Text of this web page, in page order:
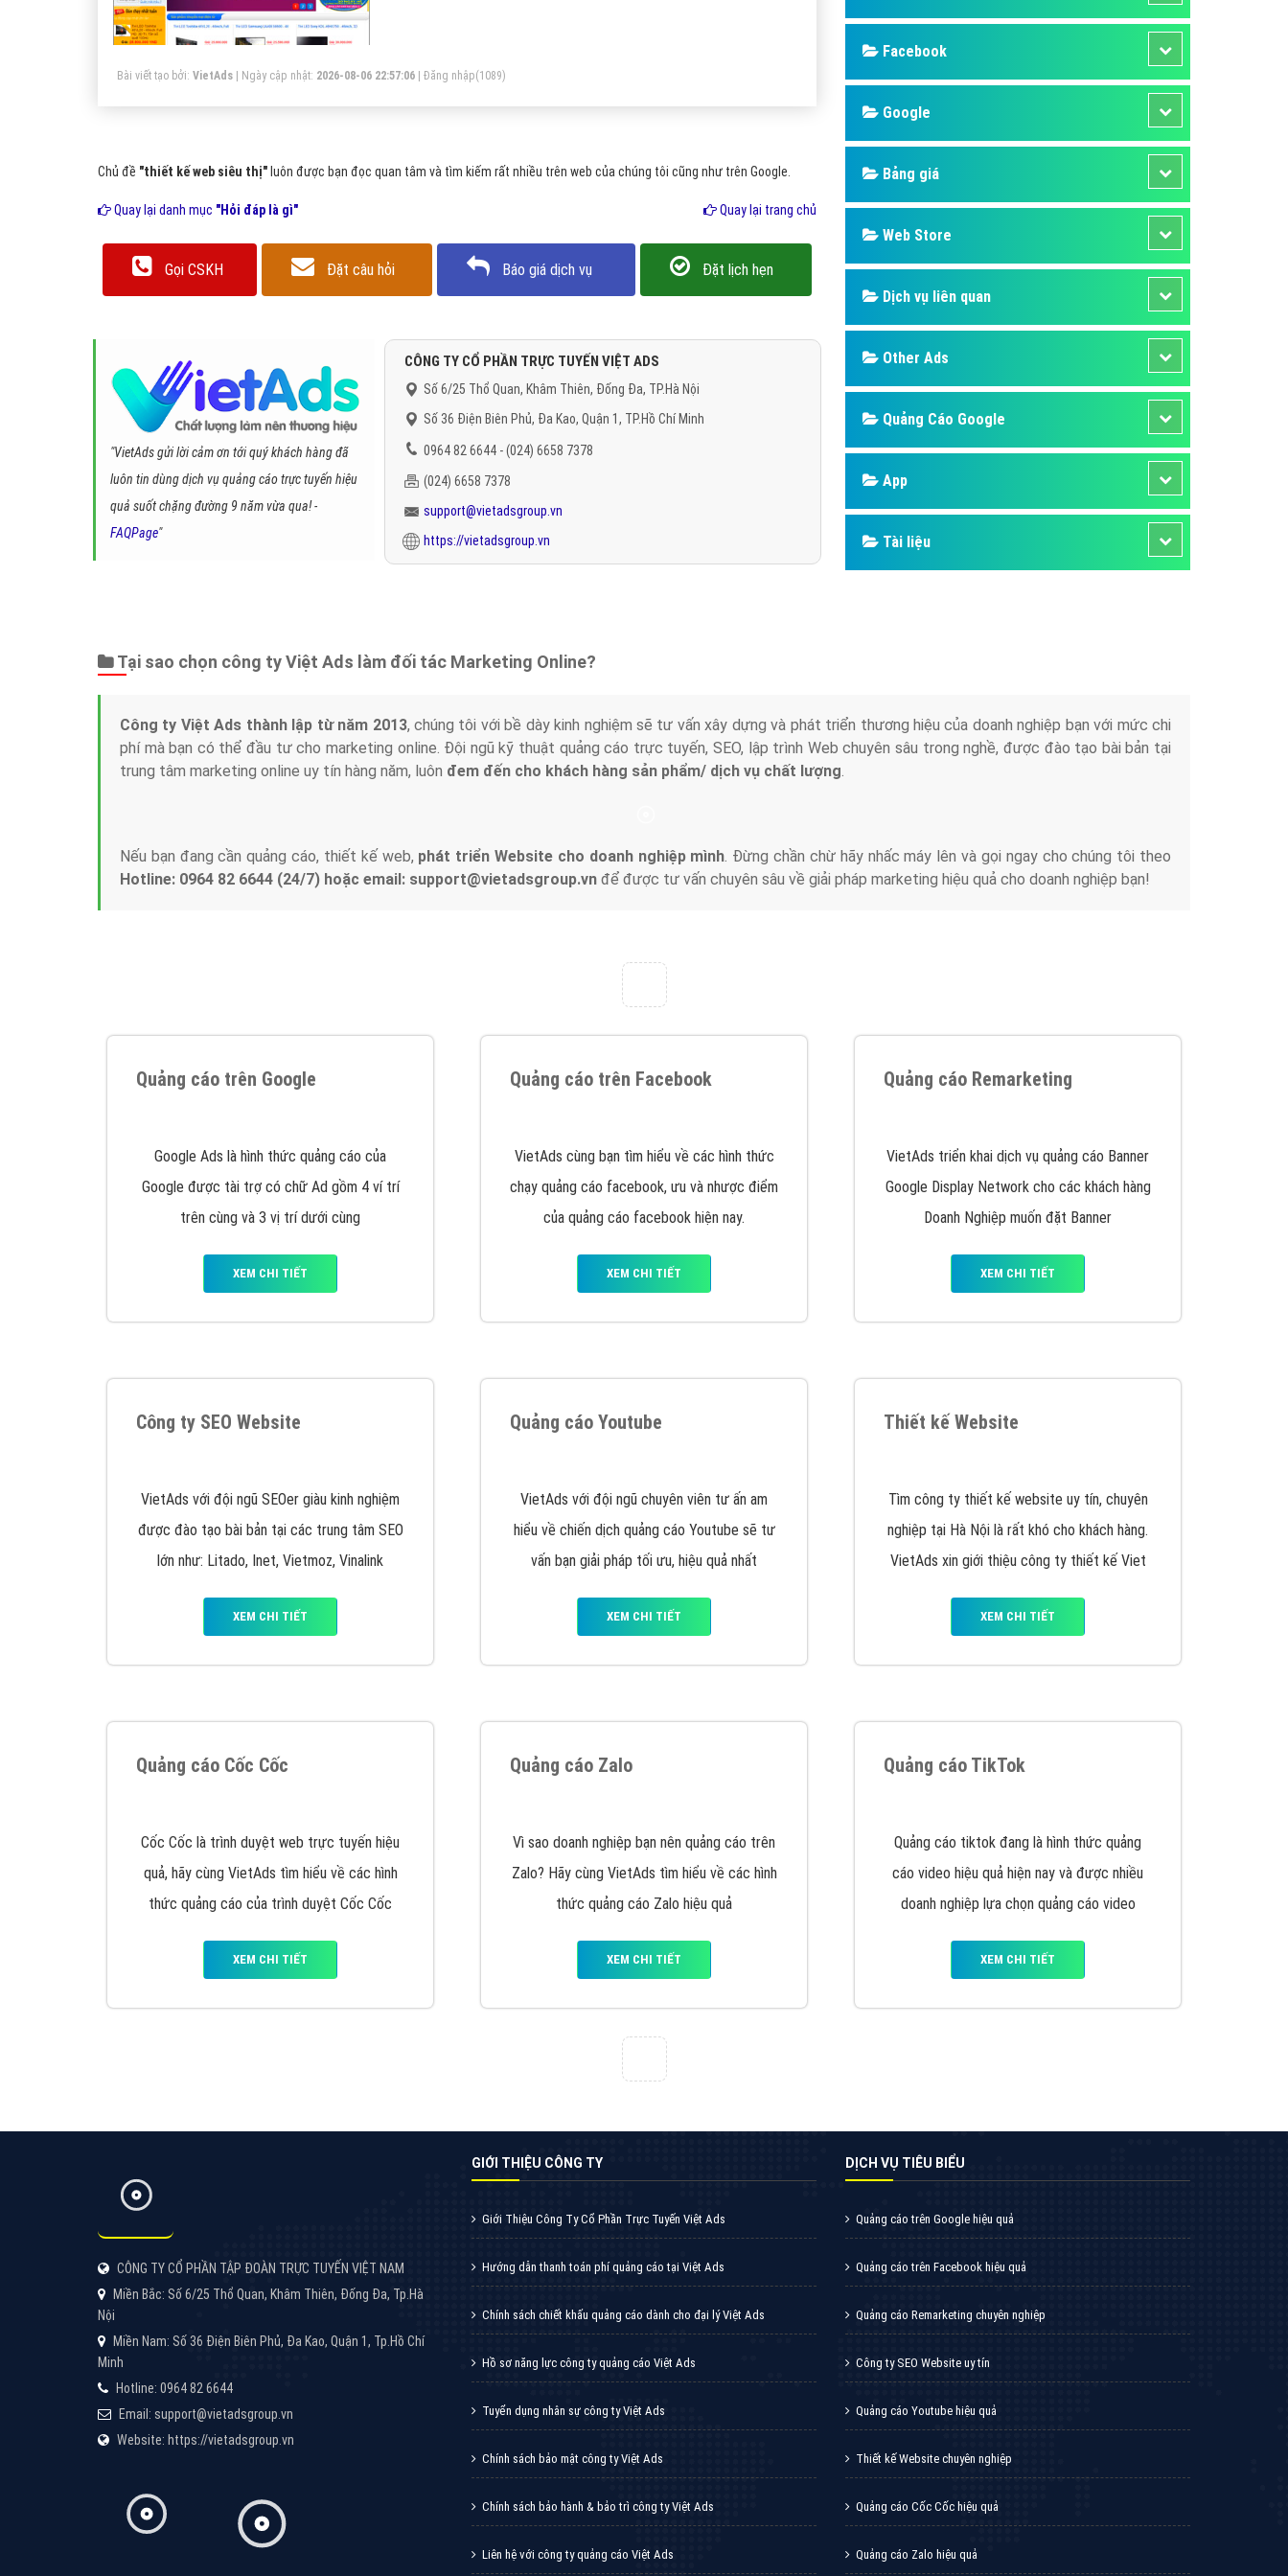
Hỏi đáp quảng cáo mobile
Hỏi đáp quảng cáo Online
Hỏi đáp quảng cáo Skype
Hỏi đáp Domain & Hosting
Hỏi đáp viết bài Marketing
Dịch vụ quảng cáo Zalo
Hỏi đáp quảng cáo Youtube
Thiết kế ứng dụng
Quảng cáo Cốc Cốc hiệu quả
Quảng cáo Zalo chuyên nghiệp
Bài viết tạo bởi: VietAds | Ngày cập nhật: 2026-08-06 22:57:06 Đăng nhập(1089)
Chủ đề "thiết kế web siêu thị" luôn được bạn đọc quan tâm và tìm kiếm rất nhiều trên web của chúng tôi cũng như trên Google.
Quay lại danh mục "Hỏi đáp là gì" Quay lại trang chủ
Gọi CSKH Đặt câu hỏi Báo giá dịch vụ Đặt lịch hẹn
"VietAds gửi lời cảm ơn tới quý khách hàng đã
luôn tin dùng dịch vụ quảng cáo trực tuyến hiệu
quả suốt chặng đường 9 năm vừa qua! -
FAQPage"
CÔNG TY CỔ PHẦN TRỰC TUYẾN VIỆT ADS
Số 6/25 Thổ Quan, Khâm Thiên, Đống Đa, TP.Hà Nội
Số 36 Điện Biên Phủ, Đa Kao, Quận 1, TP.Hồ Chí Minh
0964 82 6644 - (024) 6658 7378
(024) 6658 7378
support@vietadsgroup.vn
https://vietadsgroup.vn
Facebook
Google
Bảng giá
Web Store
Dịch vụ liên quan
Other Ads
Quảng Cáo Google
App
Tài liệu
Tại sao chọn công ty Việt Ads làm đối tác Marketing Online?
Công ty Việt Ads thành lập từ năm 2013, chúng tôi với bề dày kinh nghiệm sẽ tư vấn xây dựng và phát triển thương hiệu của doanh nghiệp bạn với mức chi
phí mà bạn có thể đầu tư cho marketing online. Đội ngũ kỹ thuật quảng cáo trực tuyến, SEO, lập trình Web chuyên sâu trong nghề, được đào tạo bài bản tại
trung tâm marketing online uy tín hàng năm, luôn đem đến cho khách hàng sản phẩm/ dịch vụ chất lượng.
Nếu bạn đang cần quảng cáo, thiết kế web, phát triển Website cho doanh nghiệp mình. Đừng chần chừ hãy nhấc máy lên và gọi ngay cho chúng tôi theo
Hotline: 0964 82 6644 (24/7) hoặc email: support@vietadsgroup.vn để được tư vấn chuyên sâu về giải pháp marketing hiệu quả cho doanh nghiệp bạn!
Quảng cáo trên Google
Google Ads là hình thức quảng cáo của
Google được tài trợ có chữ Ad gồm 4 ví trí
trên cùng và 3 vị trí dưới cùng
XEM CHI TIẾT
Quảng cáo trên Facebook
VietAds cùng bạn tìm hiểu về các hình thức
chạy quảng cáo facebook, ưu và nhược điểm
của quảng cáo facebook hiện nay.
XEM CHI TIẾT
Quảng cáo Remarketing
VietAds triển khai dịch vụ quảng cáo Banner
Google Display Network cho các khách hàng
Doanh Nghiệp muốn đặt Banner
XEM CHI TIẾT
Công ty SEO Website
VietAds với đội ngũ SEOer giàu kinh nghiệm
được đào tạo bài bản tại các trung tâm SEO
lớn như: Litado, Inet, Vietmoz, Vinalink
XEM CHI TIẾT
Quảng cáo Youtube
VietAds với đội ngũ chuyên viên tư ấn am
hiểu về chiến dịch quảng cáo Youtube sẽ tư
vấn bạn giải pháp tối ưu, hiệu quả nhất
XEM CHI TIẾT
Thiết kế Website
Tìm công ty thiết kế website uy tín, chuyên
nghiệp tại Hà Nội là rất khó cho khách hàng.
VietAds xin giới thiệu công ty thiết kế Viet
XEM CHI TIẾT
Quảng cáo Cốc Cốc
Cốc Cốc là trình duyệt web trực tuyến hiệu
quả, hãy cùng VietAds tìm hiểu về các hình
thức quảng cáo của trình duyệt Cốc Cốc
XEM CHI TIẾT
Quảng cáo Zalo
Vì sao doanh nghiệp bạn nên quảng cáo trên
Zalo? Hãy cùng VietAds tìm hiểu về các hình
thức quảng cáo Zalo hiệu quả
XEM CHI TIẾT
Quảng cáo TikTok
Quảng cáo tiktok đang là hình thức quảng
cáo video hiệu quả hiện nay và được nhiều
doanh nghiệp lựa chọn quảng cáo video
XEM CHI TIẾT
CÔNG TY CỔ PHẦN TẬP ĐOÀN TRỰC TUYẾN VIỆT NAM
Miền Bắc: Số 6/25 Thổ Quan, Khâm Thiên, Đống Đa, Tp.Hà
Nội
Miền Nam: Số 36 Điện Biên Phủ, Đa Kao, Quận 1, Tp.Hồ Chí
Minh
Hotline: 0964 82 6644
Email: support@vietadsgroup.vn
Website: https://vietadsgroup.vn
GIỚI THIỆU CÔNG TY
Giới Thiệu Công Ty Cổ Phần Trực Tuyến Việt Ads
Hướng dẫn thanh toán phí quảng cáo tại Việt Ads
Chính sách chiết khấu quảng cáo dành cho đại lý Việt Ads
Hồ sơ năng lực công ty quảng cáo Việt Ads
Tuyển dụng nhân sự công ty Việt Ads
Chính sách bảo mật công ty Việt Ads
Chính sách bảo hành & bảo trì công ty Việt Ads
Liên hệ với công ty quảng cáo Việt Ads
DỊCH VỤ TIÊU BIỂU
Quảng cáo trên Google hiệu quả
Quảng cáo trên Facebook hiệu quả
Quảng cáo Remarketing chuyên nghiệp
Công ty SEO Website uy tín
Quảng cáo Youtube hiệu quả
Thiết kế Website chuyên nghiệp
Quảng cáo Cốc Cốc hiệu quả
Quảng cáo Zalo hiệu quả